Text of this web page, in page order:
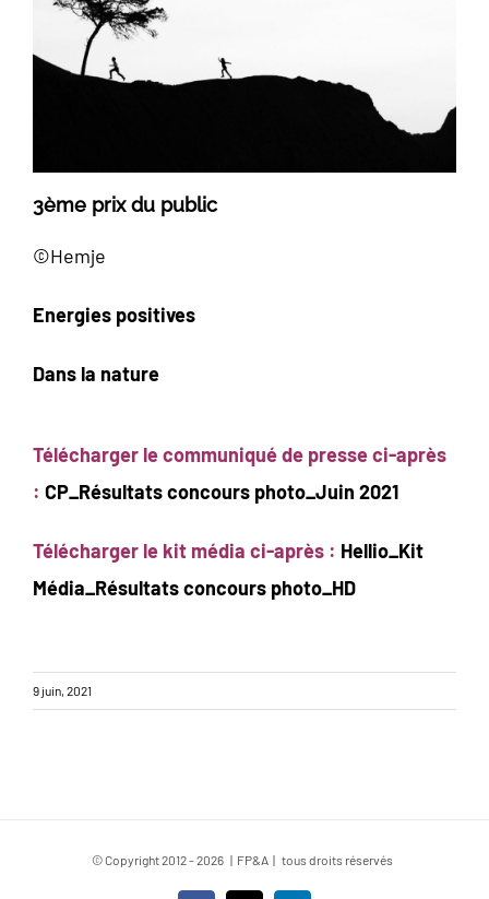
3ème prix du public
©Hemje
Energies positives
Dans la nature
Télécharger le communiqué de presse ci-après
: CP_Résultats concours photo_Juin 2021
Télécharger le kit média ci-après : Hellio_Kit
Média_Résultats concours photo_HD
9 juin, 2021
© Copyright 2012 -2026 | FP&A | tous droits réservés